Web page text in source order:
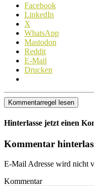
Facebook
LinkedIn
X
WhatsApp
Mastodon
Reddit
E-Mail
Drucken
Kommentarregel lesen
Hinterlasse jetzt einen
Kommentar
E-Mail Adresse wird nicht
Kommentar